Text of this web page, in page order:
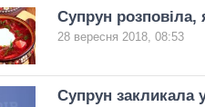
Супрун розповіла,
28 вересня 2018, 08:53
Супрун закликала